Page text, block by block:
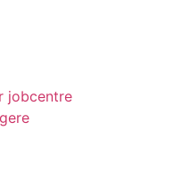
jobcentre